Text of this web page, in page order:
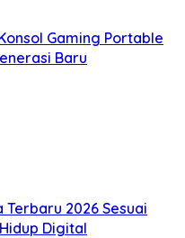
Gaming Portable
Baru
2026 Sesuai
Digital